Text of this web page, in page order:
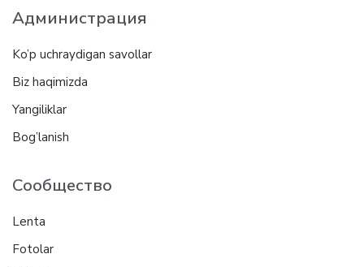
Администрация
Ko’p uchraydigan savollar
Biz haqimizda
Yangiliklar
Bog’lanish
Сообщество
Lenta
Fotolar